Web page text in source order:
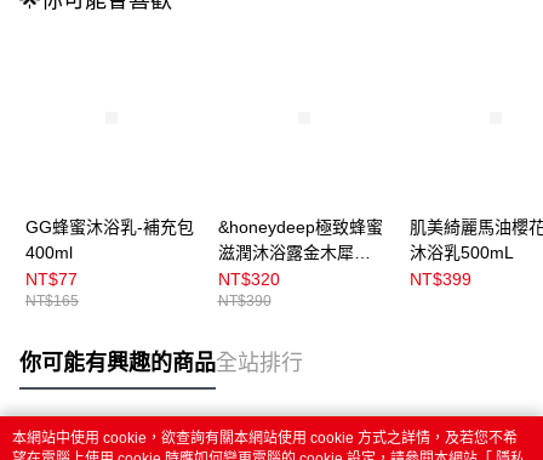
GG蜂蜜沐浴乳-補充包
400ml
NT$77
NT$165
&honeydeep極致蜂蜜
滋潤沐浴露金木犀
500ml
NT$320
NT$390
肌美綺麗馬油櫻
沐浴乳500mL
NT$399
你可能有興趣的商品全站排行
本網站中使用 cookie，欲查詢有關本網站使用 cookie 方式之詳情，及若您不希